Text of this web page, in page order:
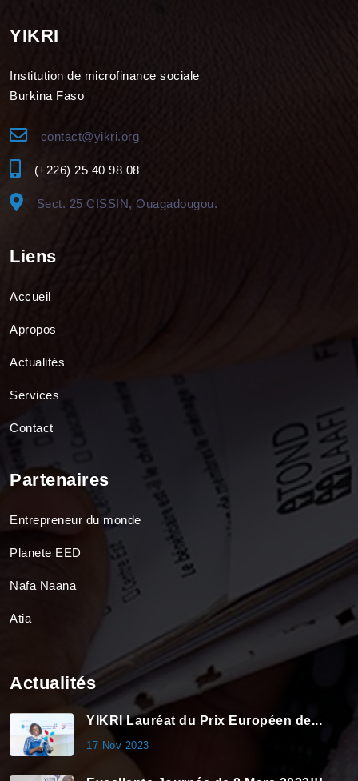
YIKRI
Institution de microfinance sociale
Burkina Faso
contact@yikri.org
(+226) 25 40 98 08
Sect. 25 CISSIN, Ouagadougou.
Liens
Accueil
Apropos
Actualités
Services
Contact
Partenaires
Entrepreneur du monde
Planete EED
Nafa Naana
Atia
Actualités
YIKRI Lauréat du Prix Européen de...
17 Nov 2023